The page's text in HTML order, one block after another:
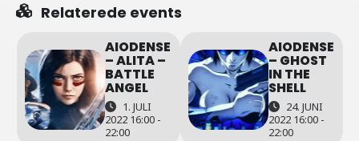
Relaterede events
AIODENSE
– ALITA –
BATTLE
ANGEL
1. JULI
2022 16:00 -
22:00
AIODENSE
– GHOST
IN THE
SHELL
24. JUNI
2022 16:00 -
22:00